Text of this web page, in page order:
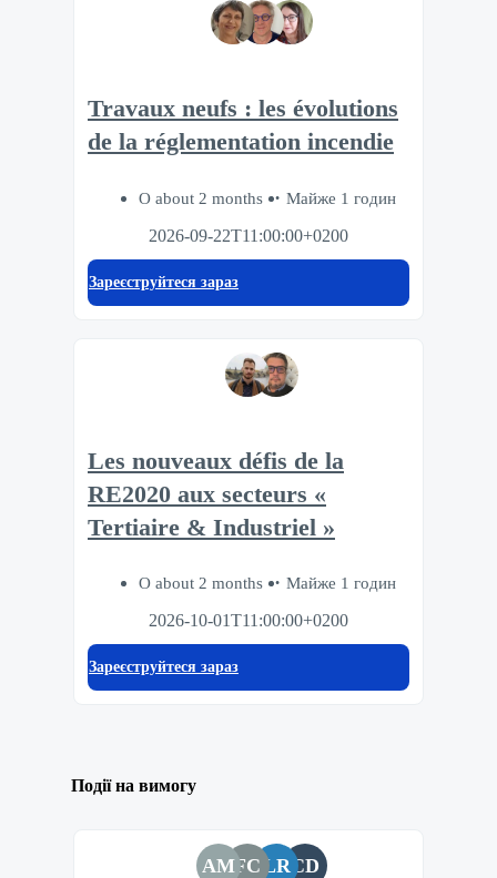
Travaux neufs : les évolutions
de la réglementation incendie
О about 2 months
Майже 1 годин
2026-09-22T11:00:00+0200
Зареєструйтеся зараз
Les nouveaux défis de la
RE2020 aux secteurs «
Tertiaire & Industriel »
О about 2 months
Майже 1 годин
2026-10-01T11:00:00+0200
Зареєструйтеся зараз
Події на вимогу
AMFC LR CD